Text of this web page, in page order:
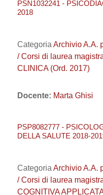
PSN1032241 -
2018
Categoria Archivio A.A.
/ Corsi di laurea
CLINICA (Ord. 2017)
Docente: Marta Ghisi
PSP8082777 -
DELLA SALUTE 2018-
Categoria Archivio A.A.
/ Corsi di laurea
COGNITIVA